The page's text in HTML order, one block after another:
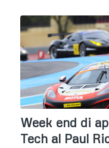
Week end di
Tech al Paul